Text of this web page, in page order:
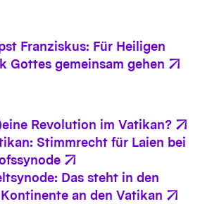
Franziskus: Für Heiligen
Gottes gemeinsam gehen
Revolution im Vatikan?
Stimmrecht für Laien bei
Das steht in den
an den Vatikan